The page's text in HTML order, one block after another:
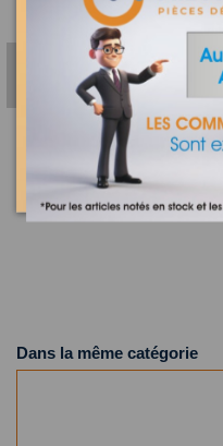
En Stock
PWK3525 - TABLIER DE
CUISINE KENWOOD
12,90 €
AJOUTER AU PANIER
Dans la même catégorie